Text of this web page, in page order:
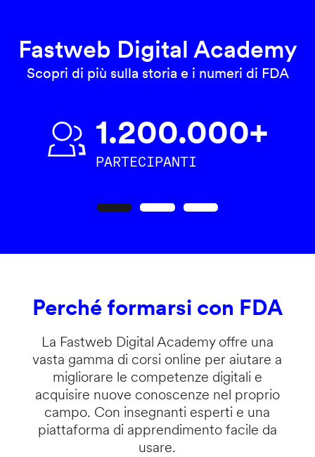
Fastweb Digital Academy
Scopri di più sulla storia e i numeri di FDA
1.200.000+
PARTECIPANTI
Perché formarsi con FDA
La Fastweb Digital Academy offre una
vasta gamma di corsi online per aiutare a
migliorare le competenze digitali e
acquisire nuove conoscenze nel proprio
campo. Con insegnanti esperti e una
piattaforma di apprendimento facile da
usare.